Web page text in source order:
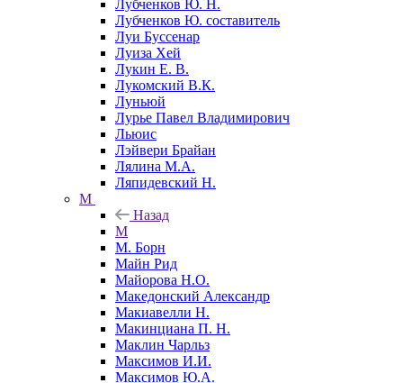
Лубченков Ю. Н.
Лубченков Ю. составитель
Луи Буссенар
Луиза Хей
Лукин Е. В.
Лукомский В.К.
Луньюй
Лурье Павел Владимирович
Льюис
Лэйвери Брайан
Лялина М.А.
Ляпидевский Н.
М
Назад
М
М. Борн
Майн Рид
Майорова Н.О.
Македонский Александр
Макиавелли Н.
Макинциана П. Н.
Маклин Чарльз
Максимов И.И.
Максимов Ю.А.